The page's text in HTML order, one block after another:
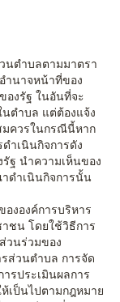
นตำบลตามมาตรา
ำนาจหน้าที่ของ
องรัฐ ในอันที่จะ
ตำบล แต่ต้องแจ้ง
มควรในกรณีนี้หาก
ำเนินกิจการดัง
ฐ นำความเห็นของ
ดำเนินกิจการนั้น
งองค์การบริหาร
ชน โดยใช้วิธีการ
วนร่วมของ
ส่วนตำบล การจัด
รประเมินผลการ
เป็นไปตามกฎหมาย